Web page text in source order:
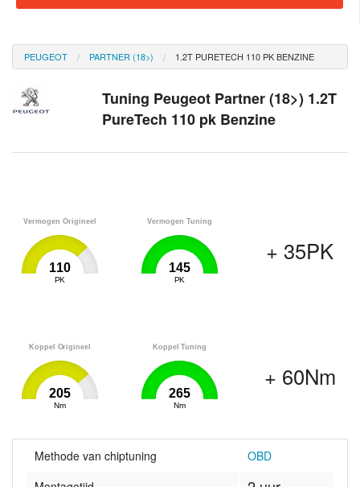
PEUGEOT PARTNER (18>) 1.2T PURETECH 110 PK BENZINE
Tuning Peugeot Partner (18>) 1.2T
PureTech 110 pk Benzine
Vermogen Origineel
110
PK
Vermogen Tuning
145
PK
+ 35PK
Koppel Origineel
205
Nm
Koppel Tuning
265
Nm
+ 60Nm
Methode van chiptuning
OBD